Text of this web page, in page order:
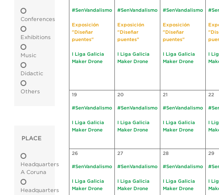
Conferences
Exhibitions
Music
Didactic
Others
PLACE
Headquarters
A Coruna
Headquarters
#SenVandalismo
Exposición
"Diseñar
puentes"
I Liga Galicia
Maker Drone
#SenVandalismo
Exposición
"Diseñar
puentes"
I Liga Galicia
Maker Drone
#SenVandalismo
Exposición
"Diseñar
puentes"
I Liga Galicia
Maker Drone
I
19
#SenVandalismo
I Liga Galicia
Maker Drone
20
#SenVandalismo
I Liga Galicia
Maker Drone
21
#SenVandalismo
I Liga Galicia
Maker Drone
22
I
26
#SenVandalismo
I Liga Galicia
Maker Drone
27
#SenVandalismo
I Liga Galicia
Maker Drone
28
#SenVandalismo
I Liga Galicia
Maker Drone
29
I